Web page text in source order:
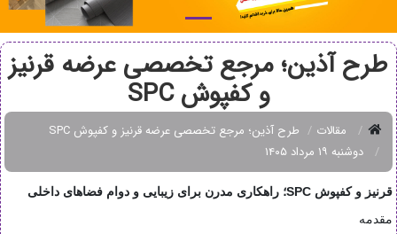
طرح آذین؛ مرجع تخصصی عرضه قرنیز
و کفپوش SPC
مقالات
طرح آذین؛ مرجع تخصصی عرضه قرنیز و کفپوش SPC
دوشنبه ۱۹ مرداد ۱۴۰۵
قرنیز و کفپوش SPC؛ راهکاری مدرن برای زیبایی و دوام فضاهای داخلی
مقدمه